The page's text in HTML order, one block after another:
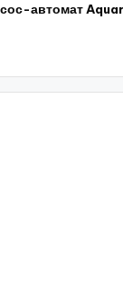
автомат